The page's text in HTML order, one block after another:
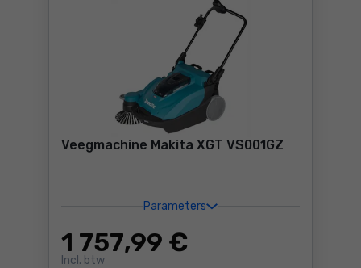
Veegmachine Makita XGT VS001GZ
Parameters
1 757,99 €
Incl. btw